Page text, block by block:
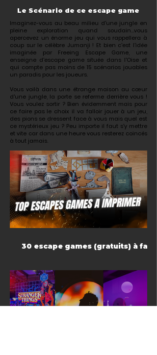
Le Scénario de ce escape game
Imaginez-vous au beau milieu d'une jungle en
pleine exploration quand soudain...vous
apercevez un énorme jeu qui vous rappellera à
coup sur le célèbre Jumanji ! Et bien c'est l'idée
imaginée par Freeing Escape Game, une
enseigne d'escape game située dans l'Oise et
qui compte pas moins de 15 scénarios jouables
un paradis pour les joueurs.
Vous voilà dans une étrange maison au cœur
d'une jungle, la porte se referme derrière vous !
Vous voulez sortir ? Bien évidemment mais pour
ce faire pas le choix il va falloir jouer à un jeu,
des pions se dressent face à vous mais quel est
ce mystérieux jeu ? Peu importe il faut s'y mettre
et vite car dans une heure vous resterez coincés
à tout jamais.
30 escape games (gratuits) à faire